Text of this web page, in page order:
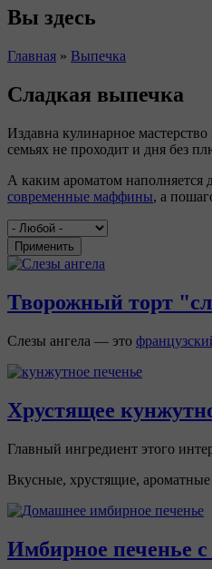
Вы здесь
Главная » Выпечка
Сладкая выпечка
Издавна кулинарное
семьях не проходит и дня без
А каким ароматом
современные маффины, а
Применить
Творожный торт
Слезы ангела — это
Хрустящее
Главный ингредиент этого
Вкусные, хрустящие,
Имбирное печенье